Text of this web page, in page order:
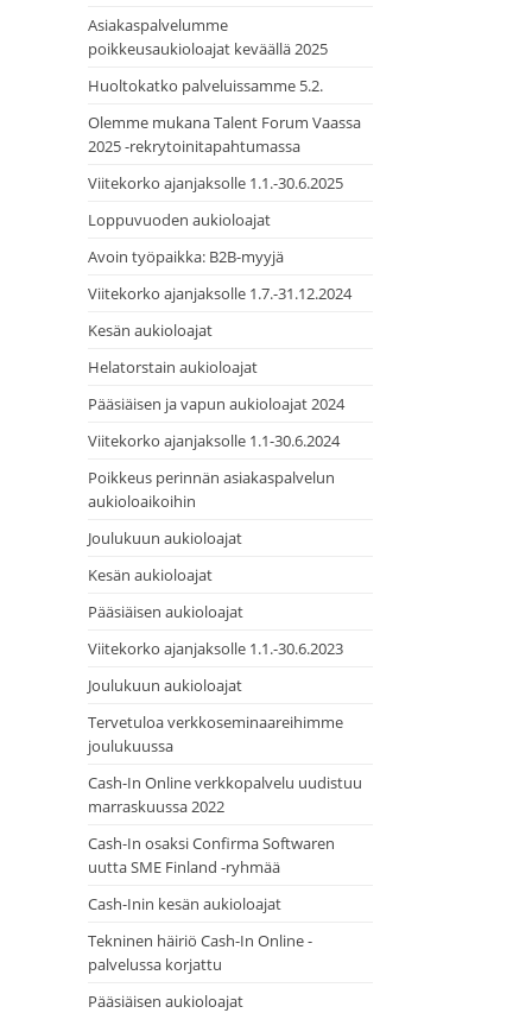
Asiakaspalvelumme
poikkeusaukioloajat keväällä 2025
Huoltokatko palveluissamme 5.2.
Olemme mukana Talent Forum Vaassa
2025 -rekrytoinitapahtumassa
Viitekorko ajanjaksolle 1.1.-30.6.2025
Loppuvuoden aukioloajat
Avoin työpaikka: B2B-myyjä
Viitekorko ajanjaksolle 1.7.-31.12.2024
Kesän aukioloajat
Helatorstain aukioloajat
Pääsiäisen ja vapun aukioloajat 2024
Viitekorko ajanjaksolle 1.1-30.6.2024
Poikkeus perinnän asiakaspalvelun
aukioloaikoihin
Joulukuun aukioloajat
Kesän aukioloajat
Pääsiäisen aukioloajat
Viitekorko ajanjaksolle 1.1.-30.6.2023
Joulukuun aukioloajat
Tervetuloa verkkoseminaareihimme
joulukuussa
Cash-In Online verkkopalvelu uudistuu
marraskuussa 2022
Cash-In osaksi Confirma Softwaren
uutta SME Finland -ryhmää
Cash-Inin kesän aukioloajat
Tekninen häiriö Cash-In Online -
palvelussa korjattu
Pääsiäisen aukioloajat